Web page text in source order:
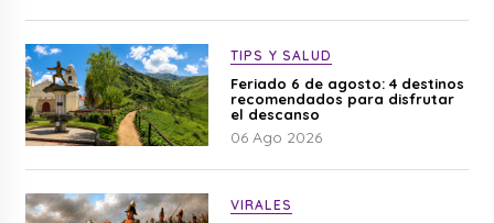
TIPS Y SALUD
Feriado 6 de agosto: 4 destinos
recomendados para disfrutar
el descanso
06 Ago 2026
VIRALES